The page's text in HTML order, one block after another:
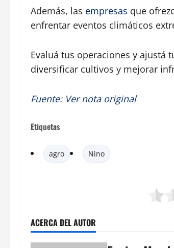
Además, las empresas que
enfrentar eventos climáticos
Evaluá tus operaciones y ajustá
diversificar cultivos y mejorar
Fuente: Ver nota original
Etiquetas
agro Nino
ACERCA DEL AUTOR